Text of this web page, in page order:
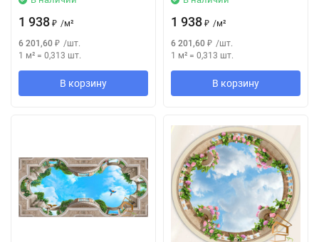
1 938 ₽ /м²
6 201,60 ₽ /шт.
1 м² = 0,313 шт.
В корзину
1 938 ₽ /м²
6 201,60 ₽ /шт.
1 м² = 0,313 шт.
В корзину